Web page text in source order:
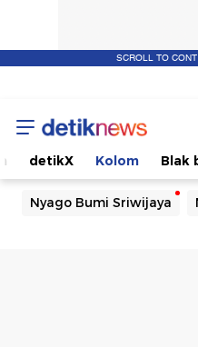
SCROLL TO
detikX Kolom Blak
Nyago Bumi Sriwijaya